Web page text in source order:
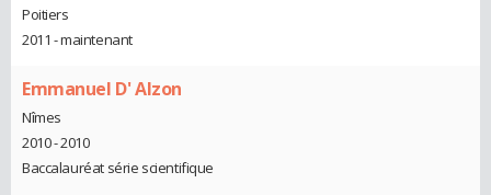
Poitiers
2011 - maintenant
Emmanuel D' Alzon
Nîmes
2010 - 2010
Baccalauréat série scientifique